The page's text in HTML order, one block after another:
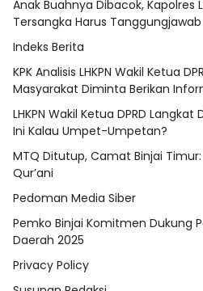
Anak Buahnya Dibacok, Kapolres
Tersangka Harus
Indeks Berita
KPK Analisis LHKPN Wakil Ketua
Masyarakat Diminta Berikan
LHKPN Wakil Ketua DPRD
Ini Kalau Umpet-Umpetan?
MTQ Ditutup, Camat Binjai
Qur’ani
Pedoman Media Siber
Pemko Binjai Komitmen Dukung
Daerah 2025
Privacy Policy